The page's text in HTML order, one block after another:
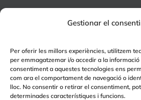
Gestionar el
Per oferir les millors experiències, utilitzem
per emmagatzemar i/o accedir a la
consentiment a aquestes tecnologies ens
com ara el comportament de navegació o
lloc. No consentir o retirar el consentiment,
determinades característiques i funcions.
+EDUCA
EDUCA Espai Lúdic
EDUCA Serveis